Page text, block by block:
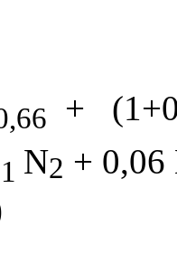
+
N2 + 0,06